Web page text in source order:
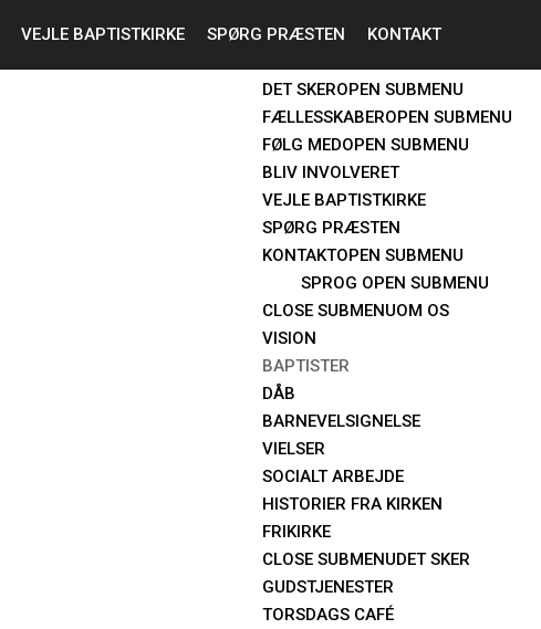
JEG ER NY
DET SKEROPEN SUBMENU
FÆLLESSKABEROPEN SUBMENU
FØLG MEDOPEN SUBMENU
BLIV INVOLVERET
VEJLE BAPTISTKIRKE
SPØRG PRÆSTEN
KONTAKTOPEN SUBMENU
SPROG OPEN SUBMENU
CLOSE SUBMENUOM OS
VISION
BAPTISTER
DÅB
BARNEVELSIGNELSE
VIELSER
SOCIALT ARBEJDE
HISTORIER FRA KIRKEN
FRIKIRKE
CLOSE SUBMENUDET SKER
GUDSTJENESTER
TORSDAGS CAFÉ
VEJLE BAPTISTKIRKE SPØRG PRÆSTEN KONTAKT